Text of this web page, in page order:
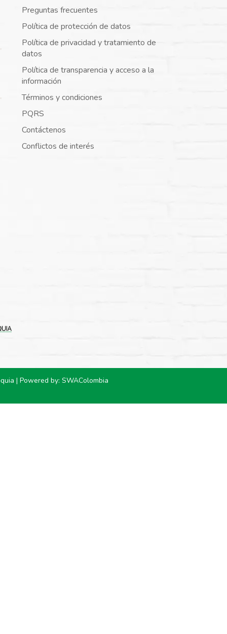
Preguntas frecuentes
Política de protección de datos
Política de privacidad y tratamiento de
datos
Política de transparencia y acceso a la
información
Términos y condiciones
PQRS
Contáctenos
Conflictos de interés
| Powered by: SWAColombia